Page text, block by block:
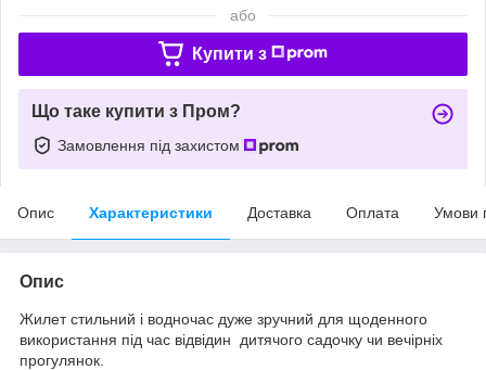
або
Купити з
Що таке купити з Пром?
Замовлення під захистом
Опис Характеристики Доставка Оплата Умови
Опис
Жилет стильний і водночас дуже зручний для щоденного
використання під час відвідин дитячого садочку чи вечірніх
прогулянок.